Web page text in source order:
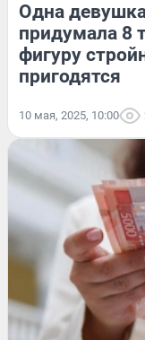
Одна
придумала 8
фигуру
пригодятся
10 мая, 2025, 10:00